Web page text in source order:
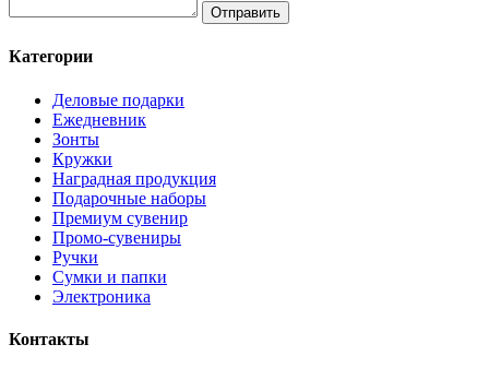
Отправить
Категории
Деловые подарки
Ежедневник
Зонты
Кружки
Наградная продукция
Подарочные наборы
Премиум сувенир
Промо-сувениры
Ручки
Сумки и папки
Электроника
Контакты